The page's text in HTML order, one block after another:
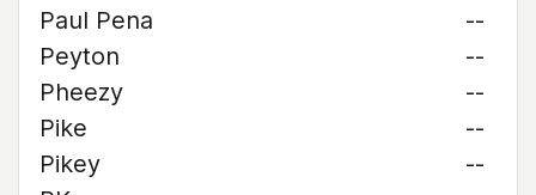
Paul Pena
--
Peyton
--
Pheezy
--
Pike
--
Pikey
--